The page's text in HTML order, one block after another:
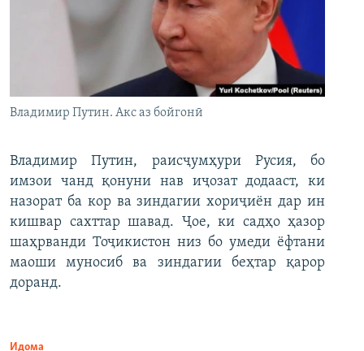
Владимир Путин. Акс аз бойгонӣ
Владимир Путин, раисҷумҳури Русия, бо
имзои чанд қонуни нав иҷозат додааст, ки
назорат ба кор ва зиндагии хориҷиён дар ин
кишвар сахттар шавад. Ҷое, ки садҳо ҳазор
шаҳрванди Тоҷикистон низ бо умеди ёфтани
маоши муносиб ва зиндагии беҳтар қарор
доранд.
Идома